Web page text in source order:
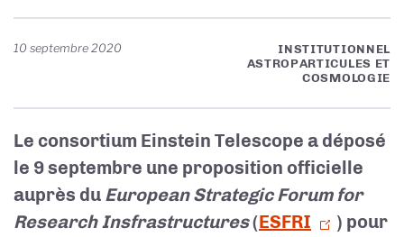
10 septembre 2020
INSTITUTIONNEL
ASTROPARTICULES ET
COSMOLOGIE
Le consortium Einstein Telescope a déposé
le 9 septembre une proposition officielle
auprès du European Strategic Forum for
Research Insfrastructures(ESFRI
) pour